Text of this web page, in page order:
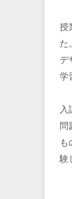
授
た。
デ
学
問
も
験